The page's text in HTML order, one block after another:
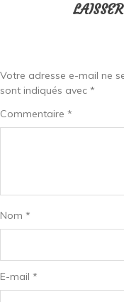
Votre adresse e-mail ne
sont indiqués avec *
Commentaire *
Nom *
E-mail *